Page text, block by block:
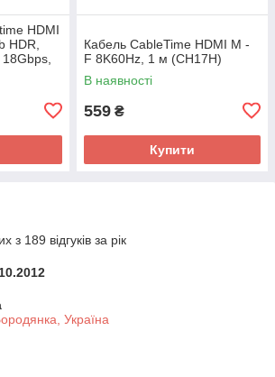
HDMI
HDR,
Кабель CableTime HDMI M -
F 8K60Hz, 1 м (CH17H)
В наявності
559 ₴
Купити
з 189 відгуків за рік
Україна